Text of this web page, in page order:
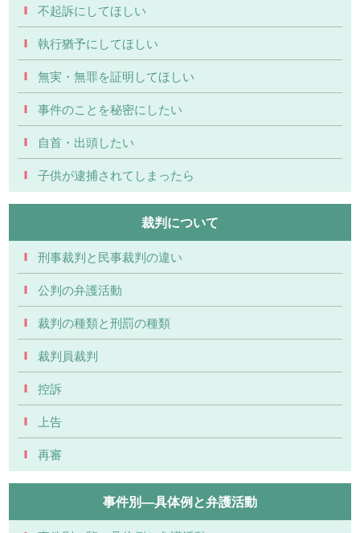
不起訴にしてほしい
執行猶予にしてほしい
無実・無罪を証明してほしい
事件のことを秘密にしたい
自首・出頭したい
子供が逮捕されてしまったら
裁判について
刑事裁判と民事裁判の違い
公判の弁護活動
裁判の種類と刑罰の種類
裁判員裁判
控訴
上告
再審
事件別―具体例と弁護活動